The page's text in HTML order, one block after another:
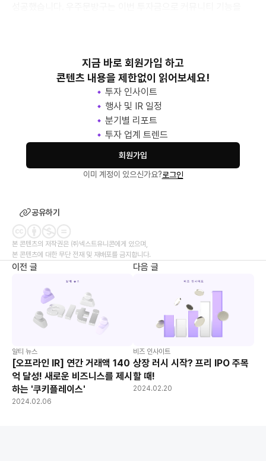
지금 바로 회원가입 하고
콘텐츠 내용을 제한없이 읽어보세요!
투자 인사이트
행사 및 IR 일정
분기별 리포트
투자 업계 트렌드
회원가입
이미 계정이 있으신가요?로그인
본 콘텐츠의 저작권은 ㈜넥스트유니콘에게 있으며,
본 콘텐츠에 대한 무단 전재 및 재배포를 금지합니다.
공유하기
이전 글
알티 뉴스
[오프라인 IR] 연간 거래액 140
억 달성! 새로운 비즈니스를 제시
하는 '쿠키플레이스'
2024.02.06
다음 글
비즈 인사이트
상장 러시 시작? 프리 IPO 주목
할 때!
2024.02.20